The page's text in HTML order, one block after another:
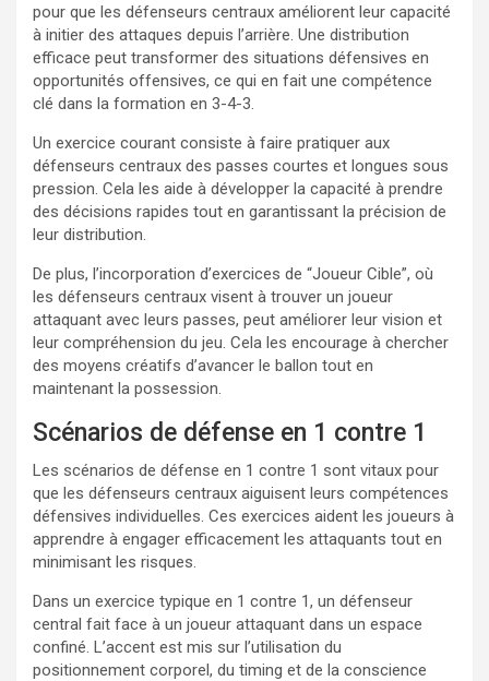
pour que les défenseurs centraux améliorent leur capacité
à initier des attaques depuis l’arrière. Une distribution
efficace peut transformer des situations défensives en
opportunités offensives, ce qui en fait une compétence
clé dans la formation en 3-4-3.
Un exercice courant consiste à faire pratiquer aux
défenseurs centraux des passes courtes et longues sous
pression. Cela les aide à développer la capacité à prendre
des décisions rapides tout en garantissant la précision de
leur distribution.
De plus, l’incorporation d’exercices de “Joueur Cible”, où
les défenseurs centraux visent à trouver un joueur
attaquant avec leurs passes, peut améliorer leur vision et
leur compréhension du jeu. Cela les encourage à chercher
des moyens créatifs d’avancer le ballon tout en
maintenant la possession.
Scénarios de défense en 1 contre 1
Les scénarios de défense en 1 contre 1 sont vitaux pour
que les défenseurs centraux aiguisent leurs compétences
défensives individuelles. Ces exercices aident les joueurs à
apprendre à engager efficacement les attaquants tout en
minimisant les risques.
Dans un exercice typique en 1 contre 1, un défenseur
central fait face à un joueur attaquant dans un espace
confiné. L’accent est mis sur l’utilisation du
positionnement corporel, du timing et de la conscience